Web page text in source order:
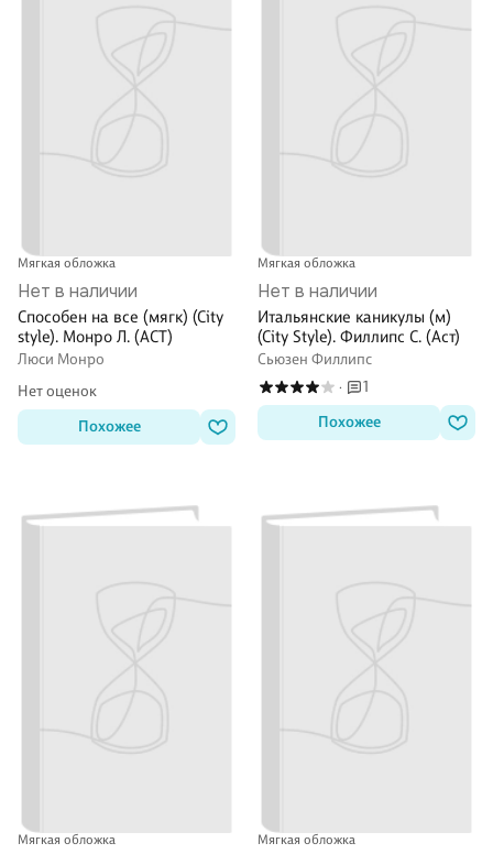
Мягкая обложка
Нет в наличии
Способен на все (мягк) (City
style). Монро Л. (АСТ)
Люси Монро
Нет оценок
Похожее
Мягкая обложка
Нет в наличии
Итальянские каникулы (м)
(City Style). Филлипс С. (Аст)
Сьюзен Филлипс
·
1
Похожее
Мягкая обложка Мягкая обложка